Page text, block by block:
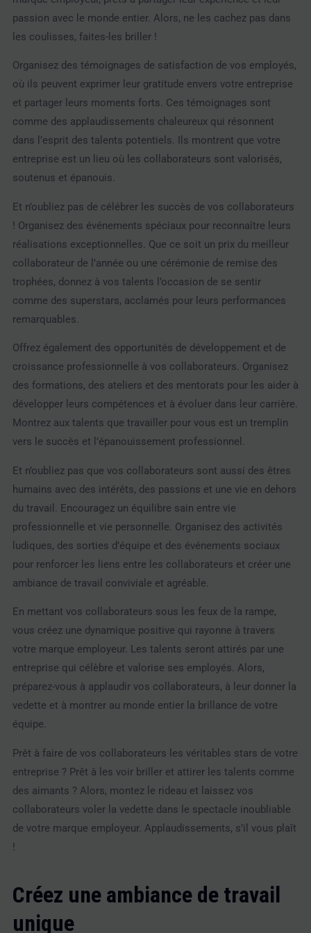
passion avec le monde entier. Alors, ne les cachez pas dans
les coulisses, faites-les briller !
Organisez des témoignages de satisfaction de vos employés,
où ils peuvent exprimer leur gratitude envers votre entreprise
et partager leurs moments forts. Ces témoignages sont
comme des applaudissements chaleureux qui résonnent
dans l’esprit des talents potentiels. Ils montrent que votre
entreprise est un lieu où les collaborateurs sont valorisés,
soutenus et épanouis.
Et n’oubliez pas de célébrer les succès de vos collaborateurs
! Organisez des événements spéciaux pour reconnaître leurs
réalisations exceptionnelles. Que ce soit un prix du meilleur
collaborateur de l’année ou une cérémonie de remise des
trophées, donnez à vos talents l’occasion de se sentir
comme des superstars, acclamés pour leurs performances
remarquables.
Offrez également des opportunités de développement et de
croissance professionnelle à vos collaborateurs. Organisez
des formations, des ateliers et des mentorats pour les aider à
développer leurs compétences et à évoluer dans leur carrière.
Montrez aux talents que travailler pour vous est un tremplin
vers le succès et l’épanouissement professionnel.
Et n’oubliez pas que vos collaborateurs sont aussi des êtres
humains avec des intérêts, des passions et une vie en dehors
du travail. Encouragez un équilibre sain entre vie
professionnelle et vie personnelle. Organisez des activités
ludiques, des sorties d’équipe et des événements sociaux
pour renforcer les liens entre les collaborateurs et créer une
ambiance de travail conviviale et agréable.
En mettant vos collaborateurs sous les feux de la rampe,
vous créez une dynamique positive qui rayonne à travers
votre marque employeur. Les talents seront attirés par une
entreprise qui célèbre et valorise ses employés. Alors,
préparez-vous à applaudir vos collaborateurs, à leur donner la
vedette et à montrer au monde entier la brillance de votre
équipe.
Prêt à faire de vos collaborateurs les véritables stars de votre
entreprise ? Prêt à les voir briller et attirer les talents comme
des aimants ? Alors, montez le rideau et laissez vos
collaborateurs voler la vedette dans le spectacle inoubliable
de votre marque employeur. Applaudissements, s’il vous plaît
!
Créez une ambiance de travail
unique